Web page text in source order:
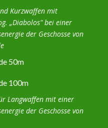
Kurzwaffen mit
„Diabolos" bei einer
der Geschosse von
50m
100m
Langwaffen mit einer
der Geschosse von